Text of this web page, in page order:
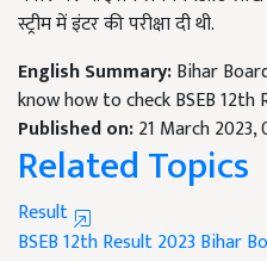
स्ट्रीम में इंटर की परीक्षा दी थी.
English Summary:Bihar
know how to check BSEB 12th
Published on:21 March 2023,
Related Topics
Result
BSEB 12th Result 2023 Bihar